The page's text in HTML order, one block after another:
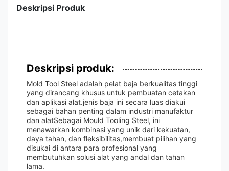
Deskripsi Produk
Deskripsi produk:
Mold Tool Steel adalah pelat baja berkualitas tinggi
yang dirancang khusus untuk pembuatan cetakan
dan aplikasi alat.jenis baja ini secara luas diakui
sebagai bahan penting dalam industri manufaktur
dan alatSebagai Mould Tooling Steel, ini
menawarkan kombinasi yang unik dari kekuatan,
daya tahan, dan fleksibilitas,membuat pilihan yang
disukai di antara para profesional yang
membutuhkan solusi alat yang andal dan tahan
lama.